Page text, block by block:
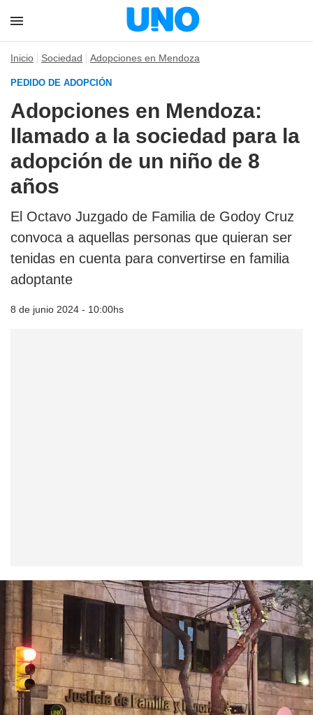
Inicio Sociedad Adopciones en Mendoza
PEDIDO DE ADOPCIÓN
Adopciones en Mendoza:
llamado a la sociedad para la
adopción de un niño de 8
años
El Octavo Juzgado de Familia de Godoy Cruz
convoca a aquellas personas que quieran ser
tenidas en cuenta para convertirse en familia
adoptante
8 de junio 2024 - 10:00hs